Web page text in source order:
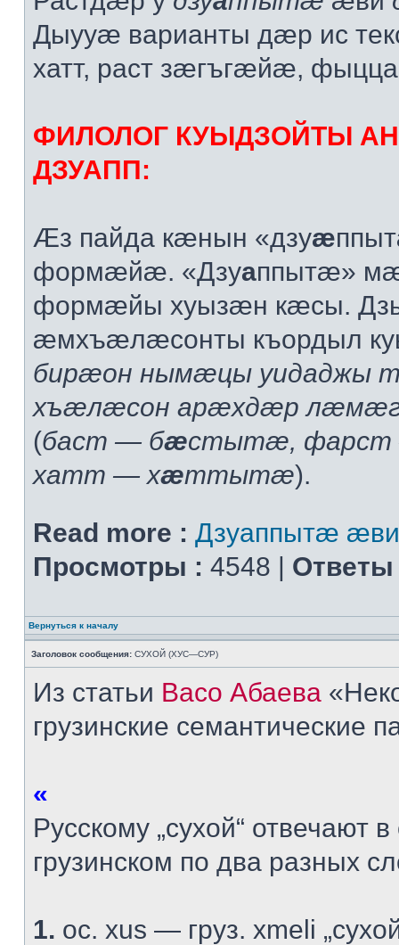
Дыууæ варианты дæр ис
хатт, раст зæгъгæйæ,
ФИЛОЛОГ КУЫДЗОЙТЫ
ДЗУАПП:
Æз пайда кæнын «дзуæ
формæйæ. «Дзуаппытæ»
формæйы хуызæн кæсы.
æмхъæлæсонты къордыл
бирæон нымæцы уидаджы
хъæлæсон арæхдæр
(баст — бæстытæ,
хатт — хæттытæ).
Read more : Дзуаппытæ
Просмотры : 4548 | Ответы
Вернуться к началу
Заголовок сообщения: СУХОЙ (ХУС—СУР)
Из статьи Васо Абаева
грузинские семантические
«
Русскому „сухой“ отвечают
грузинском по два разных
1. ос. xus — груз. xmeli